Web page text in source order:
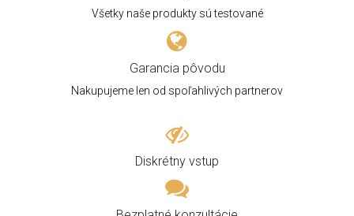
Všetky naše produkty sú testované
Garancia pôvodu
Nakupujeme len od spoľahlivých partnerov
Diskrétny vstup